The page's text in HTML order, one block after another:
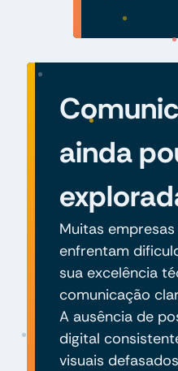
ainda
Muitas
enfrentam
sua excelência
comunicação
A ausência de
digital
visuais